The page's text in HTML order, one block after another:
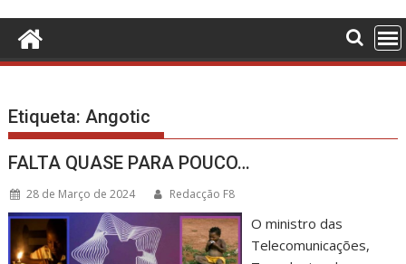
Etiqueta:Angotic
FALTA QUASE PARA POUCO…
28 de Março de 2024 Redacção F8
O ministro das
Telecomunicações,